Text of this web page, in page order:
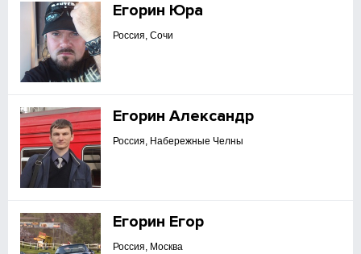
Егорин Юра
Россия, Сочи
Егорин Александр
Россия, Набережные Челны
Егорин Егор
Россия, Москва